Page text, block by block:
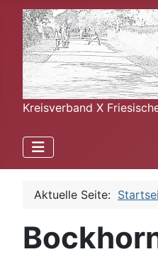
Kreisverband X
Aktuelle Seite: